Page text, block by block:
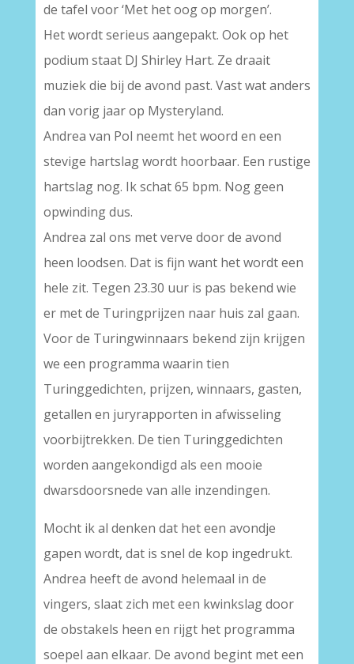
de tafel voor ‘Met het oog op morgen’.
Het wordt serieus aangepakt. Ook op het
podium staat DJ Shirley Hart. Ze draait
muziek die bij de avond past. Vast wat anders
dan vorig jaar op Mysteryland.
Andrea van Pol neemt het woord en een
stevige hartslag wordt hoorbaar. Een rustige
hartslag nog. Ik schat 65 bpm. Nog geen
opwinding dus.
Andrea zal ons met verve door de avond
heen loodsen. Dat is fijn want het wordt een
hele zit. Tegen 23.30 uur is pas bekend wie
er met de Turingprijzen naar huis zal gaan.
Voor de Turingwinnaars bekend zijn krijgen
we een programma waarin tien
Turinggedichten, prijzen, winnaars, gasten,
getallen en juryrapporten in afwisseling
voorbijtrekken. De tien Turinggedichten
worden aangekondigd als een mooie
dwarsdoorsnede van alle inzendingen.
Mocht ik al denken dat het een avondje
gapen wordt, dat is snel de kop ingedrukt.
Andrea heeft de avond helemaal in de
vingers, slaat zich met een kwinkslag door
de obstakels heen en rijgt het programma
soepel aan elkaar. De avond begint met een